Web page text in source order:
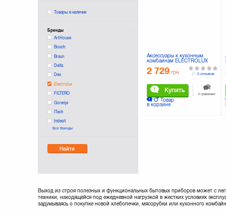
Товары в наличии
Бренды
ArtHouse
Bosch
Braun
Delfa
Dex
Electrolux
FILTERO
Gorenje
ITech
Indesit
Kenwood
MAXPRO
Redmond
Rotex
Все бренды
Найти
Аксессуары к кухонным
комбаинам ELECTROLUX
2 729 грн.
Купить
Товар
в корзине
0 отзывов
К сравнению
Выход из строя полезных и функциональных бытовых приборов может с
техники, находящейся под ежедневной нагрузкой в жестких условиях
задумываясь о покупке новой хлебопечки, мясорубки или кухонного